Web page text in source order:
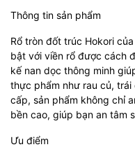
Thông tin sản phẩm
Rổ tròn đốt trúc Hokori
bật với viền rổ được cách
kế nan dọc thông minh
thực phẩm như rau củ,
cấp, sản phẩm không chỉ
bền cao, giúp bạn an tâm
Ưu điểm